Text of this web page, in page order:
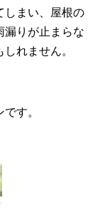
しまい、屋根の
漏りが止まらな
れません。
す。